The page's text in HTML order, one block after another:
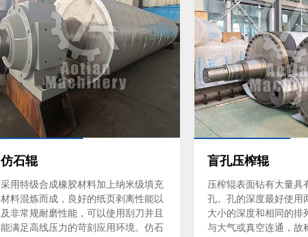
仿石辊
采用特级合成橡胶材料加上纳米级填充
材料混炼而成，良好的纸页剥离性能以
及非常规耐磨性能，可以使用刮刀并且
能满足高线压力的苛刻应用环境。仿石
盲孔压榨辊
压榨辊表面钻有大量具
孔。孔的深度最好使用
大小的深度和相同的排
与大气或真空连通，故